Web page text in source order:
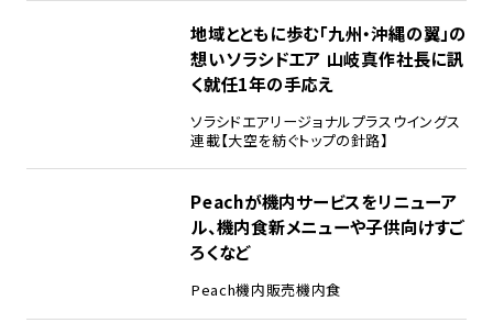
地域とともに歩む「九州・沖縄の翼」の
想い――ソラシドエア 山岐真作社長に訊
く就任1年の手応え
ソラシドエアリージョナルプラスウイングス
連載【大空を紡ぐトップの針路】
Peachが機内サービスをリニューア
ル、機内食新メニューや子供向けすご
ろくなど
Peach機内販売機内食